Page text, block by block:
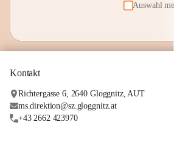
Auswahl
Kontakt
Richtergasse 6, 2640 Gloggnitz, AUT
ms.direktion@sz.gloggnitz.at
+43 2662 423970